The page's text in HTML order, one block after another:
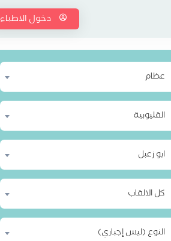
دخول الاطباء
عظام
القليوبية
ابو زعبل
كل الالقاب
النوع (ليس إجباري)